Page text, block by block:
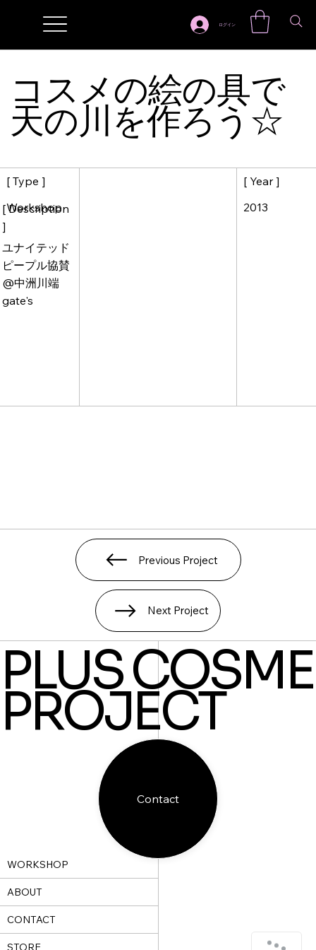
ログイン
[ Type ]
Workshop
[ Description
]
ユナイテッド
ピープル協賛
@中洲川端
gate's
[ Year ]
2013
コスメの絵の具で
天の川を作ろう☆
Previous Project
Next Project
WORKSHOP
ABOUT
CONTACT
STORE
Contact
PLUS COSME
PROJECT